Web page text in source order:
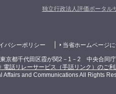
独立行政法人評価ポータル
バシーポリシー 当省ホームページ
都千代田区霞が関2－1－2 中央合同庁
電話リレーサービス（手話リンク）のご利
and Communications All Rights